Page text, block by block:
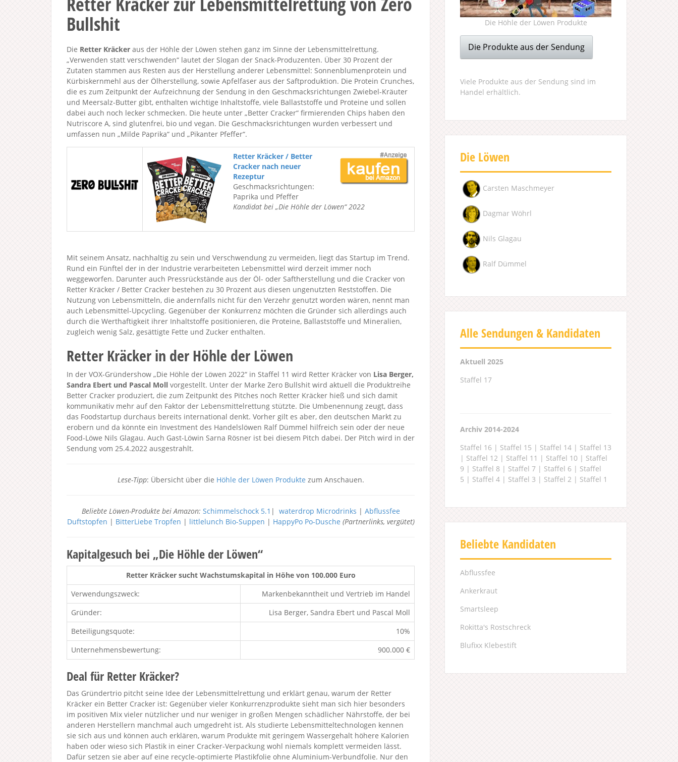
Bullshit
Die Retter Kräcker aus der Höhle der Löwen stehen ganz im Sinne der Lebensmittelrettung.
„Verwenden statt verschwenden“ lautet der Slogan der Snack-Produzenten. Über 30 Prozent der
Zutaten stammen aus Resten aus der Herstellung anderer Lebensmittel: Sonnenblumenprotein und
Kürbiskernmehl aus der Ölherstellung, sowie Apfelfaser aus der Saftproduktion. Die Protein Crunches,
die es zum Zeitpunkt der Aufzeichnung der Sendung in den Geschmacksrichtungen Zwiebel-Kräuter
und Meersalz-Butter gibt, enthalten wichtige Inhaltstoffe, viele Ballaststoffe und Proteine und sollen
dabei auch noch lecker schmecken. Die heute unter „Better Cracker“ firmierenden Chips haben den
Nutriscore A, sind glutenfrei, bio und vegan. Die Geschmacksrichtungen wurden verbessert und
umfassen nun „Milde Paprika“ und „Pikanter Pfeffer“.
Retter Kräcker / Better
Cracker nach neuer
Rezeptur
Geschmacksrichtungen:
Paprika und Pfeffer
Kandidat bei „Die Höhle der Löwen“ 2022
Mit seinem Ansatz, nachhaltig zu sein und Verschwendung zu vermeiden, liegt das Startup im Trend.
Rund ein Fünftel der in der Industrie verarbeiteten Lebensmittel wird derzeit immer noch
weggeworfen. Darunter auch Pressrückstände aus der Öl- oder Saftherstellung und die Cracker von
Retter Kräcker / Better Cracker bestehen zu 30 Prozent aus diesen ungenutzten Reststoffen. Die
Nutzung von Lebensmitteln, die andernfalls nicht für den Verzehr genutzt worden wären, nennt man
auch Lebensmittel-Upcycling. Gegenüber der Konkurrenz möchten die Gründer sich allerdings auch
durch die Werthaftigkeit ihrer Inhaltstoffe positionieren, die Proteine, Ballaststoffe und Mineralien,
zugleich wenig Salz, gesättigte Fette und Zucker enthalten.
Retter Kräcker in der Höhle der Löwen
In der VOX-Gründershow „Die Höhle der Löwen 2022“ in Staffel 11 wird Retter Kräcker von Lisa Berger,
Sandra Ebert und Pascal Moll vorgestellt. Unter der Marke Zero Bullshit wird aktuell die Produktreihe
Better Cracker produziert, die zum Zeitpunkt des Pitches noch Retter Kräcker hieß und sich damit
kommunikativ mehr auf den Faktor der Lebensmittelrettung stützte. Die Umbenennung zeugt, dass
das Foodstartup durchaus bereits international denkt. Vorher gilt es aber, den deutschen Markt zu
erobern und da könnte ein Investment des Handelslöwen Ralf Dümmel hilfreich sein oder der neue
Food-Löwe Nils Glagau. Auch Gast-Löwin Sarna Rösner ist bei diesem Pitch dabei. Der Pitch wird in der
Sendung vom 25.4.2022 ausgestrahlt.
Lese-Tipp: Übersicht über die Höhle der Löwen Produkte zum Anschauen.
Beliebte Löwen-Produkte bei Amazon: Schimmelschock 5.1 | waterdrop Microdrinks | Abflussfee
Duftstopfen | BitterLiebe Tropfen | littlelunch Bio-Suppen | HappyPo Po-Dusche (Partnerlinks, vergütet)
Kapitalgesuch bei „Die Höhle der Löwen“
Retter Kräcker sucht Wachstumskapital in Höhe von 100.000 Euro
Verwendungszweck:
Markenbekanntheit und Vertrieb im Handel
Gründer:
Lisa Berger, Sandra Ebert und Pascal Moll
Beteiligungsquote:
10%
Unternehmensbewertung:
900.000 €
Deal für Retter Kräcker?
Das Gründertrio pitcht seine Idee der Lebensmittelrettung und erklärt genau, warum der Retter
Kräcker ein Better Cracker ist: Gegenüber vieler Konkurrenzprodukte sieht man sich hier besonders
im positiven Mix vieler nützlicher und nur weniger in großen Mengen schädlicher Nährstoffe, der bei
anderen Herstellern manchmal auch umgedreht ist. Als studierte Lebensmitteltechnologen kennen
sie sich aus und können auch erklären, warum Produkte mit geringem Wassergehalt höhere Kalorien
haben oder wieso sich Plastik in einer Cracker-Verpackung wohl niemals komplett vermeiden lässt.
Dafür setzen sie aber auf eine recycle-optimierte Plastikfolie ohne Aluminium-Verbundfolie. Nur den
Die Höhle der Löwen Produkte
Die Produkte aus der Sendung
Viele Produkte aus der Sendung sind im
Handel erhältlich.
Die Löwen
Carsten Maschmeyer
Dagmar Wöhrl
Nils Glagau
Ralf Dümmel
Alle Sendungen & Kandidaten
Aktuell 2025
Staffel 17
Archiv 2014-2024
Staffel 16 | Staffel 15 | Staffel 14 | Staffel 13
| Staffel 12 | Staffel 11 | Staffel 10 | Staffel
9 | Staffel 8 | Staffel 7 | Staffel 6 | Staffel
5 | Staffel 4 | Staffel 3 | Staffel 2 | Staffel 1
Beliebte Kandidaten
Abflussfee
Ankerkraut
Smartsleep
Rokitta's Rostschreck
Blufixx Klebestift